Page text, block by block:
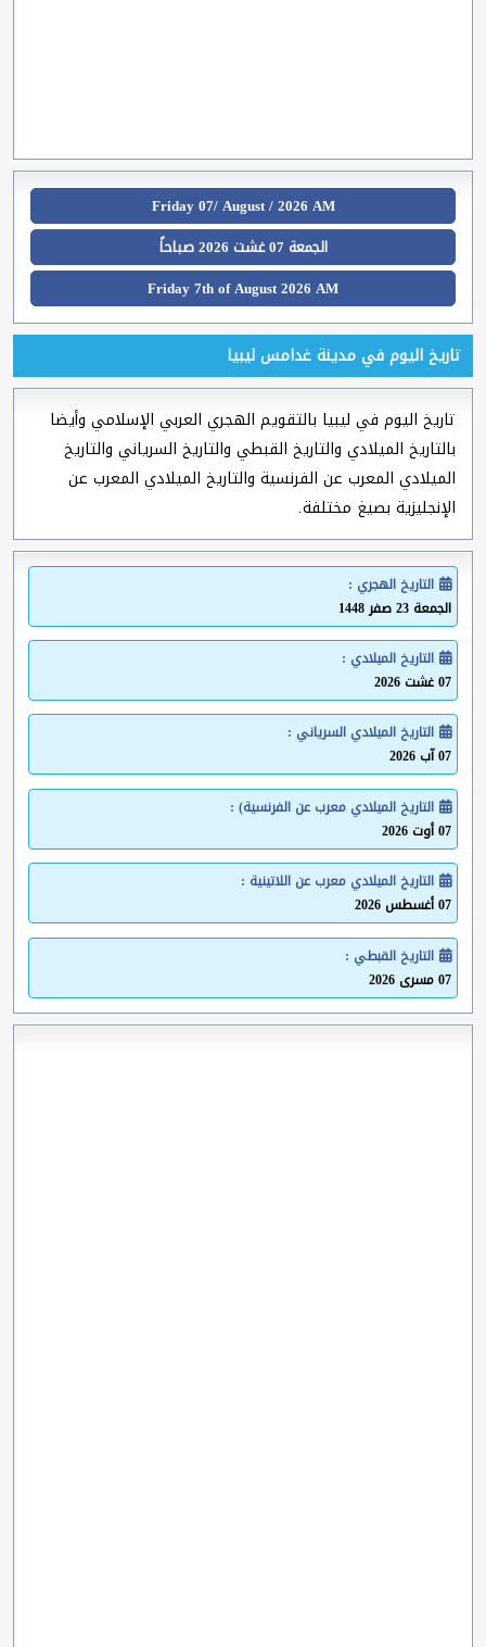
Friday 07/ August / 2026 AM
الجمعة 07 غشت 2026 صباحاً
Friday 7th of August 2026 AM
تاريخ اليوم في مدينة غدامس ليبيا
تاريخ اليوم في ليبيا بالتقويم الهجري العربي الإسلامي وأيضا
بالتاريخ الميلادي والتاريخ القبطي والتاريخ السرياني والتاريخ
الميلادي المعرب عن الفرنسية والتاريخ الميلادي المعرب عن
الإنجليزية بصيغ مختلفة.
التاريخ الهجري :
الجمعة 23 صفر 1448
التاريخ الميلادي :
07 غشت 2026
التاريخ الميلادي السرياني :
07 آب 2026
التاريخ الميلادي معرب عن الفرنسية) :
07 أوت 2026
التاريخ الميلادي معرب عن اللاتينية :
07 أغسطس 2026
التاريخ القبطي :
07 مسرى 2026